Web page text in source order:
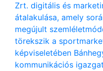
Zrt. digitális és
átalakulása, amely
megújult
törekszik a
képviseletében
kommunikációs